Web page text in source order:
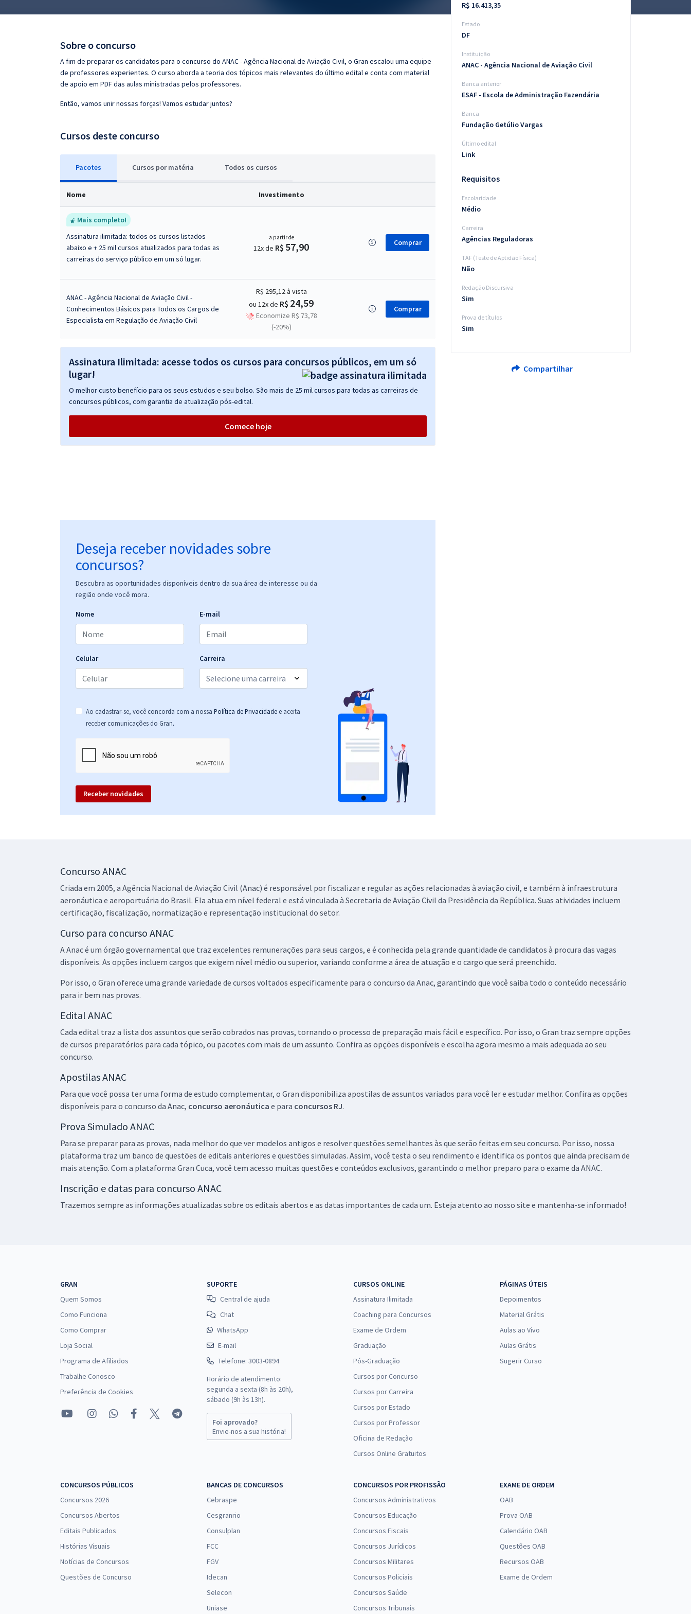
Questões grátis
Sobre o concurso
A fim de preparar os candidatos para o concurso do ANAC - Agência Nacional de Aviação Civil, o Gran escalou uma equipe
de professores experientes. O curso aborda a teoria dos tópicos mais relevantes do último edital e conta com material
de apoio em PDF das aulas ministradas pelos professores.
Então, vamos unir nossas forças! Vamos estudar juntos?
Cursos deste concurso
Pacotes Cursos por matéria Todos os cursos
Nome Investimento
Mais completo!
Assinatura ilimitada: todos os cursos listados
abaixo e + 25 mil cursos atualizados para todas as
carreiras do serviço público em um só lugar.
a partir de
12x de R$ 57,90 Comprar
ANAC - Agência Nacional de Aviação Civil -
Conhecimentos Básicos para Todos os Cargos de
Especialista em Regulação de Aviação Civil
R$ 295,12à vista
ou 12x de R$ 24,59
Economize R$ 73,78
(-20%)
Comprar
Assinatura Ilimitada: acesse todos os cursos para concursos públicos, em um só
lugar!
O melhor custo benefício para os seus estudos e seu bolso. São mais de 25 mil cursos para todas as carreiras de
concursos públicos, com garantia de atualização pós-edital.
Comece hoje
Deseja receber novidades sobre
concursos?
Descubra as oportunidades disponíveis dentro da sua área de interesse ou da
região onde você mora.
Nome E-mail
Celular Carreira
Ao cadastrar-se, você concorda com a nossa Política de Privacidade e aceita
receber comunicações do Gran.
Receber novidades
R$ 16.413,35
Estado
DF
Instituição
ANAC - Agência Nacional de Aviação Civil
Banca anterior
ESAF - Escola de Administração Fazendária
Banca
Fundação Getúlio Vargas
Último edital
Link
Requisitos
Escolaridade
Médio
Carreira
Agências Reguladoras
TAF (Teste de Aptidão Física)
Não
Redação Discursiva
Sim
Prova de títulos
Sim
Compartilhar
Concurso ANAC
Criada em 2005, a Agência Nacional de Aviação Civil (Anac) é responsável por fiscalizar e regular as ações relacionadas à aviação civil, e também à infraestrutura
aeronáutica e aeroportuária do Brasil. Ela atua em nível federal e está vinculada à Secretaria de Aviação Civil da Presidência da República. Suas atividades incluem
certificação, fiscalização, normatização e representação institucional do setor.
Curso para concurso ANAC
A Anac é um órgão governamental que traz excelentes remunerações para seus cargos, e é conhecida pela grande quantidade de candidatos à procura das vagas
disponíveis. As opções incluem cargos que exigem nível médio ou superior, variando conforme a área de atuação e o cargo que será preenchido.
Por isso, o Gran oferece uma grande variedade de cursos voltados especificamente para o concurso da Anac, garantindo que você saiba todo o conteúdo necessário
para ir bem nas provas.
Edital ANAC
Cada edital traz a lista dos assuntos que serão cobrados nas provas, tornando o processo de preparação mais fácil e específico. Por isso, o Gran traz sempre opções
de cursos preparatórios para cada tópico, ou pacotes com mais de um assunto. Confira as opções disponíveis e escolha agora mesmo a mais adequada ao seu
concurso.
Apostilas ANAC
Para que você possa ter uma forma de estudo complementar, o Gran disponibiliza apostilas de assuntos variados para você ler e estudar melhor. Confira as opções
disponíveis para o concurso da Anac, concurso aeronáutica e para concursos RJ.
Prova Simulado ANAC
Para se preparar para as provas, nada melhor do que ver modelos antigos e resolver questões semelhantes às que serão feitas em seu concurso. Por isso, nossa
plataforma traz um banco de questões de editais anteriores e questões simuladas. Assim, você testa o seu rendimento e identifica os pontos que ainda precisam de
mais atenção. Com a plataforma Gran Cuca, você tem acesso muitas questões e conteúdos exclusivos, garantindo o melhor preparo para o exame da ANAC.
Inscrição e datas para concurso ANAC
Trazemos sempre as informações atualizadas sobre os editais abertos e as datas importantes de cada um. Esteja atento ao nosso site e mantenha-se informado!
GRAN
Quem Somos
Como Funciona
Como Comprar
Loja Social
Programa de Afiliados
Trabalhe Conosco
Preferência de Cookies
SUPORTE
Central de ajuda
Chat
WhatsApp
E-mail
Telefone: 3003-0894
Horário de atendimento:
segunda a sexta (8h às 20h),
sábado (9h às 13h).
Foi aprovado?
Envie-nos a sua história!
CURSOS ONLINE
Assinatura Ilimitada
Coaching para Concursos
Exame de Ordem
Graduação
Pós-Graduação
Cursos por Concurso
Cursos por Carreira
Cursos por Estado
Cursos por Professor
Oficina de Redação
Cursos Online Gratuitos
PÁGINAS ÚTEIS
Depoimentos
Material Grátis
Aulas ao Vivo
Aulas Grátis
Sugerir Curso
CONCURSOS PÚBLICOS
Concursos 2026
Concursos Abertos
Editais Publicados
Histórias Visuais
Notícias de Concursos
Questões de Concurso
BANCAS DE CONCURSOS
Cebraspe
Cesgranrio
Consulplan
FCC
FGV
Idecan
Selecon
Uniase
CONCURSOS POR PROFISSÃO
Concursos Administrativos
Concursos Educação
Concursos Fiscais
Concursos Jurídicos
Concursos Militares
Concursos Policiais
Concursos Saúde
Concursos Tribunais
EXAME DE ORDEM
OAB
Prova OAB
Calendário OAB
Questões OAB
Recursos OAB
Exame de Ordem